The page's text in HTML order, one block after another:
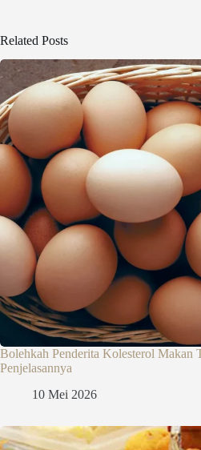
Related Posts
Bolehkah Penderita Kolesterol Makan
Penjelasannya
10 Mei 2026